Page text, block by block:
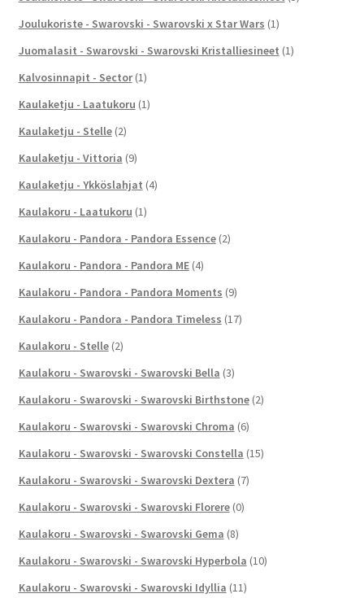
Joulukoriste - Swarovski - Swarovski x Star Wars (1)
Juomalasit - Swarovski - Swarovski Kristalliesineet (1)
Kalvosinnapit - Sector (1)
Kaulaketju - Laatukoru (1)
Kaulaketju - Stelle (2)
Kaulaketju - Vittoria (9)
Kaulaketju - Ykköslahjat (4)
Kaulakoru - Laatukoru (1)
Kaulakoru - Pandora - Pandora Essence (2)
Kaulakoru - Pandora - Pandora ME (4)
Kaulakoru - Pandora - Pandora Moments (9)
Kaulakoru - Pandora - Pandora Timeless (17)
Kaulakoru - Stelle (2)
Kaulakoru - Swarovski - Swarovski Bella (3)
Kaulakoru - Swarovski - Swarovski Birthstone (2)
Kaulakoru - Swarovski - Swarovski Chroma (6)
Kaulakoru - Swarovski - Swarovski Constella (15)
Kaulakoru - Swarovski - Swarovski Dextera (7)
Kaulakoru - Swarovski - Swarovski Florere (0)
Kaulakoru - Swarovski - Swarovski Gema (8)
Kaulakoru - Swarovski - Swarovski Hyperbola (10)
Kaulakoru - Swarovski - Swarovski Idyllia (11)